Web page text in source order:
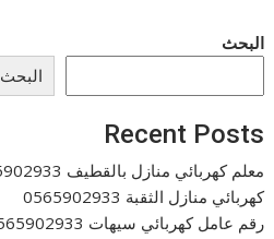
البحث
البحث
Recent Posts
معلم كهربائي منازل بالقطيف 0565902933
كهربائي منازل الثقبة 0565902933
رقم عامل كهربائي سيهات 0565902933